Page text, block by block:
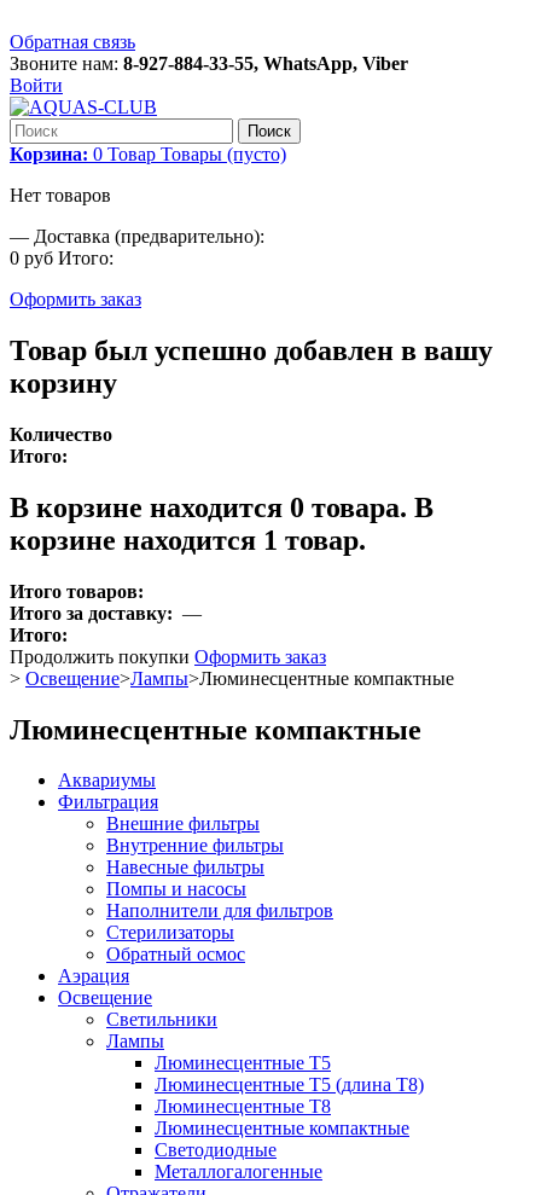
Обратная связь
Звоните нам: 8-927-884-33-55, WhatsApp, Viber
Войти
Поиск
Корзина: 0 Товар Товары (пусто)
Нет товаров
— Доставка (предварительно):
0 руб Итого:
Оформить заказ
Товар был успешно добавлен в вашу
корзину
Количество
Итого:
В корзине находится 0 товара. В
корзине находится 1 товар.
Итого товаров:
Итого за доставку: —
Итого:
Продолжить покупки Оформить заказ
> Освещение>Лампы>Люминесцентные компактные
Люминесцентные компактные
Аквариумы
Фильтрация
Внешние фильтры
Внутренние фильтры
Навесные фильтры
Помпы и насосы
Наполнители для фильтров
Стерилизаторы
Обратный осмос
Аэрация
Освещение
Светильники
Лампы
Люминесцентные T5
Люминесцентные T5 (длина T8)
Люминесцентные T8
Люминесцентные компактные
Светодиодные
Металлогалогенные